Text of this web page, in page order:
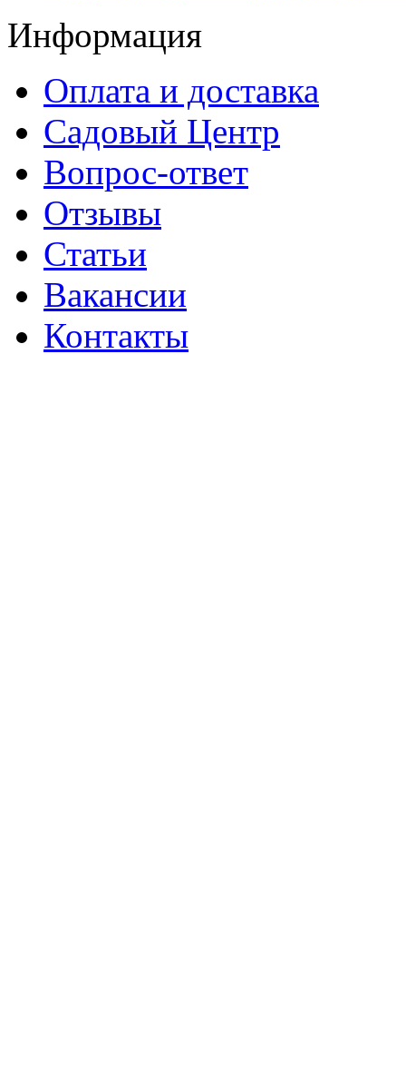
Информация
Оплата и доставка
Садовый Центр
Вопрос-ответ
Отзывы
Статьи
Вакансии
Контакты